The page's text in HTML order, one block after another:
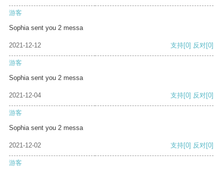
游客
Sophia sent you 2 messa
2021-12-12 支持[0] 反对[0]
游客
Sophia sent you 2 messa
2021-12-04 支持[0] 反对[0]
游客
Sophia sent you 2 messa
2021-12-02 支持[0] 反对[0]
游客